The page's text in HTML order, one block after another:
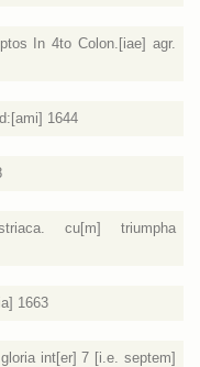
In 4to Colon.[iae] agr.
1644
cu[m] triumpha
1663
int[er] 7 [i.e. septem]